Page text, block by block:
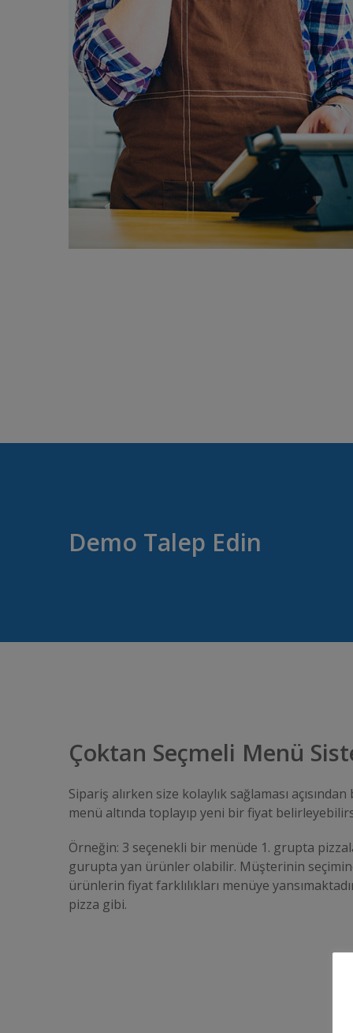
Demo Talep Edin
Çoktan Seçmeli Menü
Sipariş alırken size kolaylık sağlaması
menü altında toplayıp yeni bir fiyat
Örneğin: 3 seçenekli bir menüde 1. grupta
gurupta yan ürünler olabilir. Müşterinin
ürünlerin fiyat farklılıkları menüye
pizza gibi.